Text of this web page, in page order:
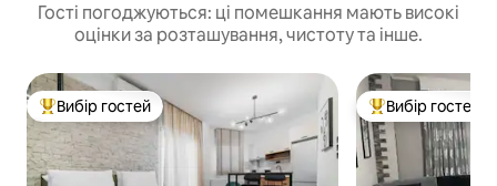
Гості погоджуються: ці помешкання мають високі
оцінки за розташування, чистоту та інше.
Топ вибір гостей
Вибір гостей Топ вибір гостей
Вибір гостей